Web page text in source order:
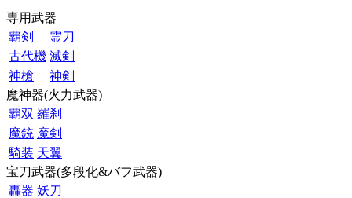
専用武器
覇剣
霊刀
古代機 滅剣
神槍
神剣
魔神器(火力武器)
覇双 羅刹
魔銃 魔剣
騎装 天翼
宝刀武器(多段化&バフ武器)
轟器 妖刀